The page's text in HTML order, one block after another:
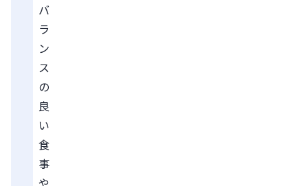
バ
ラ
ン
ス
の
良
い
食
事
や